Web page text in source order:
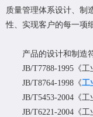
质量管理体系设计、制
性、实现客户的每一项
产品的设计和制造
JB/T7788-1995《工
JB/T8764-1998《工
JB/T5453-2004《工
JB/T6221-2004《工